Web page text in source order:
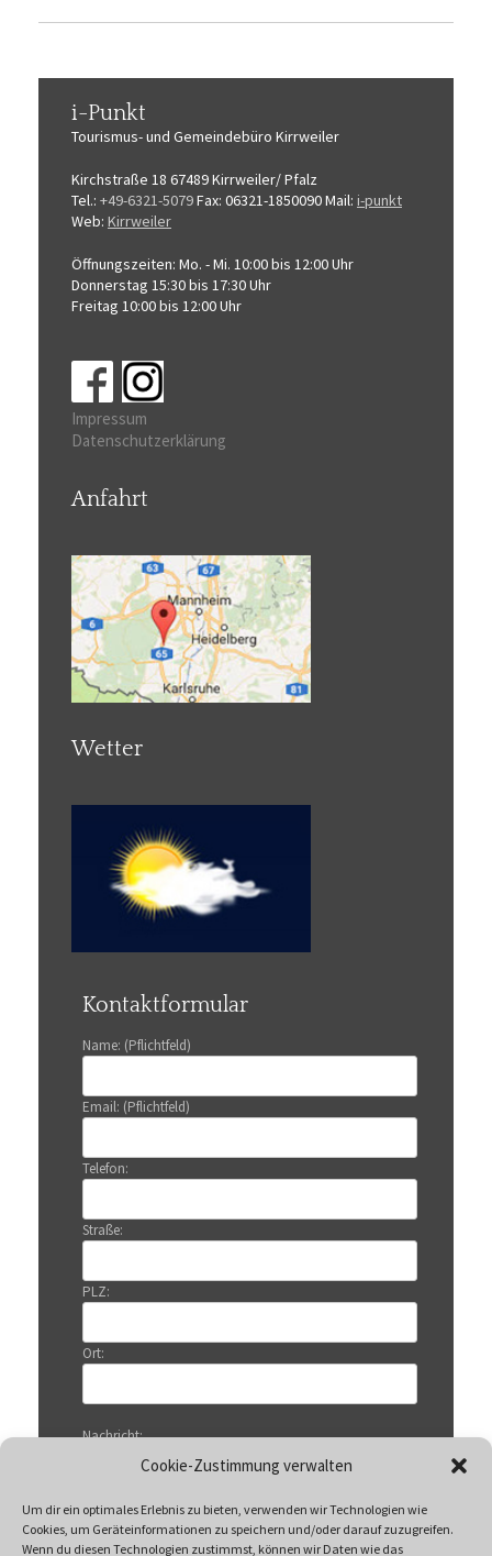
Cookie-Zustimmung verwalten
Um dir ein optimales Erlebnis zu bieten, verwenden wir Technologien wie
Cookies, um Geräteinformationen zu speichern und/oder darauf zuzugreifen.
Wenn du diesen Technologien zustimmst, können wir Daten wie das
i-Punkt
Tourismus-und Gemeindebüro Kirrweiler
Kirchstraße 18 67489 Kirrweiler/ Pfalz
Tel.: +49-6321-5079Fax: 06321-1850090Mail: i-punkt
Web: Kirrweiler
Öffnungszeiten: Mo. - Mi. 10:00 bis 12:00 Uhr
Donnerstag 15:30 bis 17:30 Uhr
Freitag 10:00 bis 12:00 Uhr
Impressum
Datenschutzerklärung
Anfahrt
Wetter
Kontaktformular
Name: (Pflichtfeld)
Email: (Pflichtfeld)
Telefon:
Straße:
PLZ:
Ort:
Nachricht: